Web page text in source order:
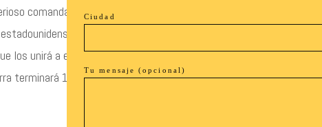
comandante Taniguchi, el joven Hirō
Los pocos soldados que
los unirá a este hombre: la guerra secreta.
terminará 10.000 noches después.
Ciudad
Tu mensaje (opcional)